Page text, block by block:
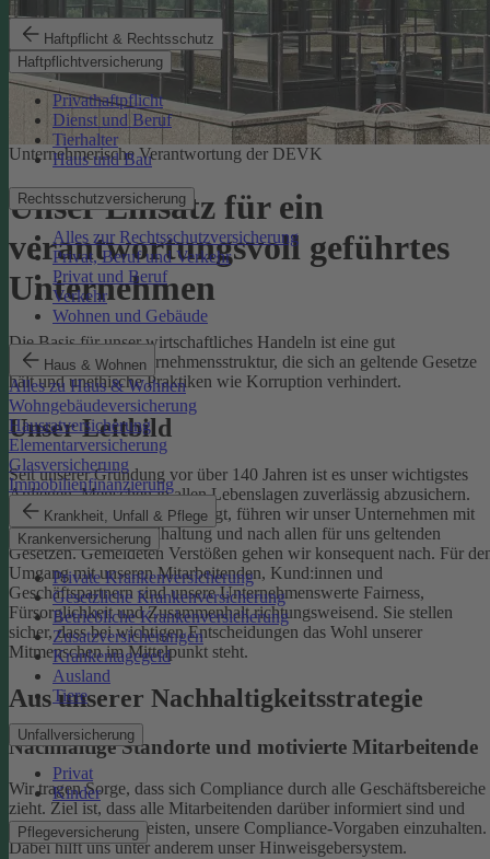
Haftpflicht & Rechtsschutz
Haftpflichtversicherung
Privathaftpflicht
Dienst und Beruf
Tierhalter
Haus und Bau
Rechtsschutzversicherung
Alles zur Rechtsschutzversicherung
Privat, Beruf und Verkehr
Privat und Beruf
Verkehr
Wohnen und Gebäude
Haus & Wohnen
Alles zu Haus & Wohnen
Wohngebäudeversicherung
Hausratversicherung
Elementarversicherung
Glasversicherung
Immobilienfinanzierung
Krankheit, Unfall & Pflege
Krankenversicherung
Private Krankenversicherung
Gesetzliche Krankenversicherung
Betriebliche Krankenversicherung
Zusatzversicherungen
Krankentagegeld
Ausland
Tiere
Unfallversicherung
Privat
Kinder
Pflegeversicherung
Unternehmerische Verantwortung der DEVK
Unser Einsatz für ein
verantwortungsvoll geführtes
Unternehmen
Die Basis für unser wirtschaftliches Handeln ist eine gut
funktionierende Unternehmensstruktur, die sich an geltende Gesetze
hält und unethische Praktiken wie Korruption verhindert.
Unser Leitbild
Seit unserer Gründung vor über 140 Jahren ist es unser wichtigstes
Anliegen, Menschen in allen Lebenslagen zuverlässig abzusichern.
Damit uns das weiterhin gelingt, führen wir unser Unternehmen mit
einer ethischen Grundhaltung und nach allen für uns geltenden
Gesetzen. Gemeldeten Verstößen gehen wir konsequent nach. Für
Umgang mit unseren Mitarbeitenden, Kund:innen und
Geschäftspartnern sind unsere Unternehmenswerte Fairness,
Fürsorglichkeit und Zusammenhalt richtungsweisend. Sie stellen
sicher, dass bei wichtigen Entscheidungen das Wohl unserer
Mitmenschen im Mittelpunkt steht.
Aus unserer Nachhaltigkeitsstrategie
Nachhaltige Standorte und motivierte Mitarbeitende
Wir tragen Sorge, dass sich Compliance durch alle Geschäftsbereiche
zieht. Ziel ist, dass alle Mitarbeitenden darüber informiert sind und
einen Beitrag dazu leisten, unsere Compliance-Vorgaben einzuhalten.
Dabei hilft uns unter anderem unser Hinweisgebersystem.